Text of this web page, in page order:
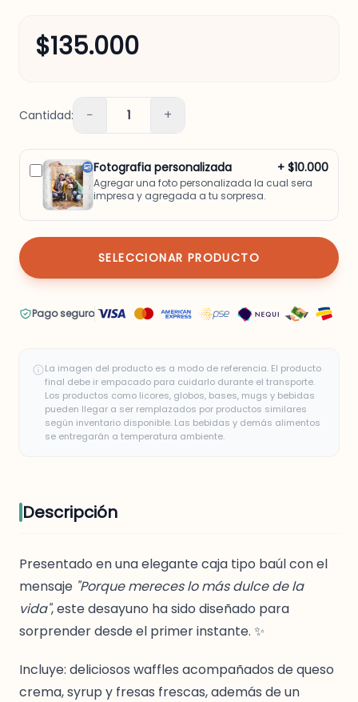
$135.000
Cantidad: − 1 +
Fotografia personalizada + $10.000
Agregar una foto personalizada la cual sera
impresa y agregada a tu sorpresa.
SELECCIONAR PRODUCTO
Pago seguro
La imagen del producto es a modo de referencia. El producto
final debe ir empacado para cuidarlo durante el transporte.
Los productos como licores, globos, bases, mugs y bebidas
pueden llegar a ser remplazados por productos similares
según inventario disponible. Las bebidas y demás alimentos
se entregarán a temperatura ambiente.
Descripción
Presentado en una elegante caja tipo baúl con el
mensaje "Porque mereces lo más dulce de la
vida", este desayuno ha sido diseñado para
sorprender desde el primer instante. ✨
Incluye: deliciosos waffles acompañados de queso
crema, syrup y fresas frescas, además de un